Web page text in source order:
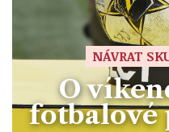
NÁVRAT
O
fotbalové